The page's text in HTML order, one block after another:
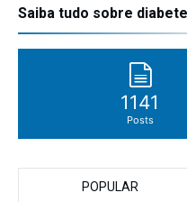
Saiba tudo sobre
1141
Posts
POPULAR